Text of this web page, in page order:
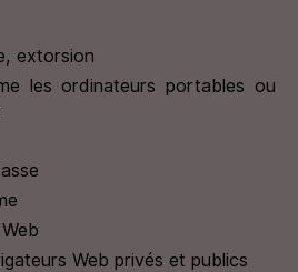
extorsion
les ordinateurs portables ou
Web privés et publics